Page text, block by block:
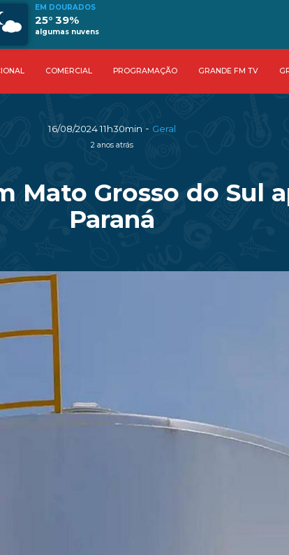
EM DOURADOS
25° 39%
algumas nuvens
COMERCIAL PROGRAMAÇÃO GRANDE FM TV
16/08/2024 11h30min - Geral
2 anos atrás
Mato Grosso do Sul
Paraná